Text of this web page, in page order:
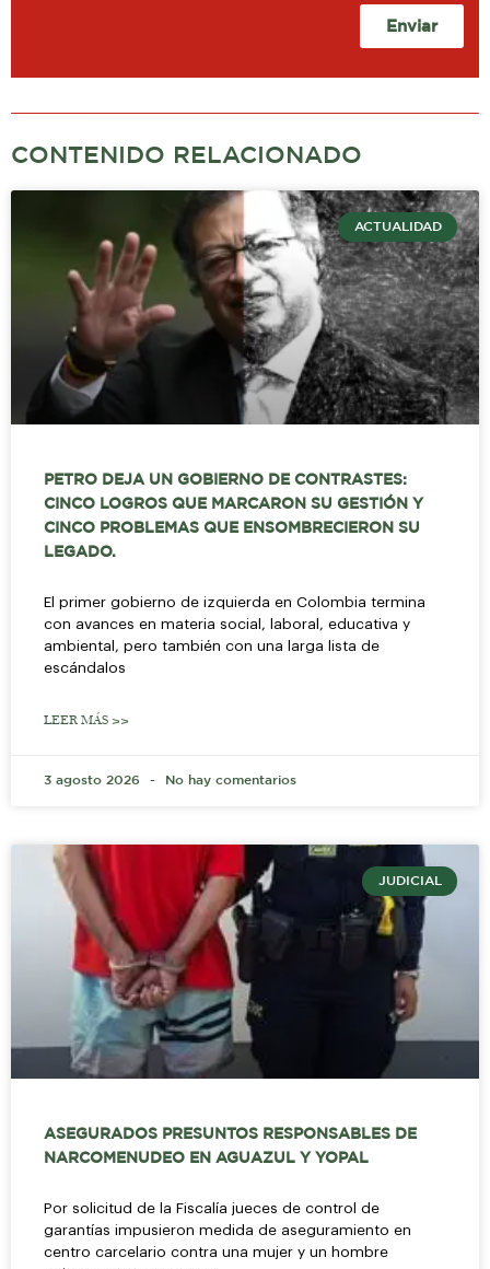
Enviar
CONTENIDO RELACIONADO
ACTUALIDAD
PETRO DEJA UN GOBIERNO DE CONTRASTES:
CINCO LOGROS QUE MARCARON SU GESTIÓN Y
CINCO PROBLEMAS QUE ENSOMBRECIERON SU
LEGADO.
El primer gobierno de izquierda en Colombia termina
con avances en materia social, laboral, educativa y
ambiental, pero también con una larga lista de
escándalos
LEER MÁS >>
3 agosto 2026 No hay comentarios
JUDICIAL
ASEGURADOS PRESUNTOS RESPONSABLES DE
NARCOMENUDEO EN AGUAZUL Y YOPAL
Por solicitud de la Fiscalía jueces de control de
garantías impusieron medida de aseguramiento en
centro carcelario contra una mujer y un hombre